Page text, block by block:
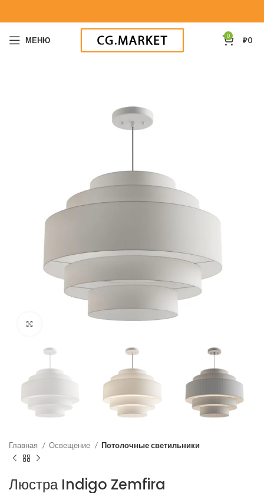
МЕНЮ 0 ₽0
Нажмите, чтобы увеличить
Главная Освещение Потолочные светильники
Люстра Indigo Zemfira